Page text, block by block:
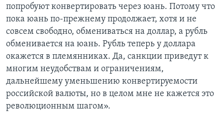
попробуют конвертировать через юань. Потому что
пока юань по-прежнему продолжает, хотя и не
совсем свободно, обмениваться на доллар, а рубль
обменивается на юань. Рубль теперь у доллара
окажется в племянниках. Да, санкции приведут к
многим неудобствам и ограничениям,
дальнейшему уменьшению конвертируемости
российской валюты, но в целом мне не кажется это
революционным шагом».